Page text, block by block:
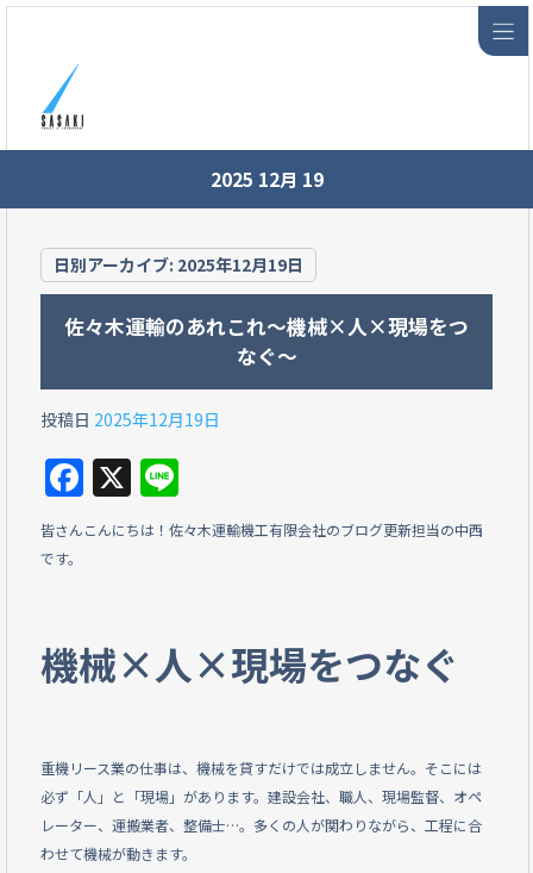
2025 12月 19
日別アーカイブ: 2025年12月19日
佐々木運輸のあれこれ～機械×人×現場をつ
なぐ～
投稿日 2025年12月19日
F
a
c
o
X Li
n
e
皆さんこんにちは！佐々木運輸機工有限会社のブログ更新担当の中西
です。
機械×人×現場をつなぐ
重機リース業の仕事は、機械を貸すだけでは成立しません。そこには
必ず「人」と「現場」があります。建設会社、職人、現場監督、オペ
レーター、運搬業者、整備士…。多くの人が関わりながら、工程に合
わせて機械が動きます。